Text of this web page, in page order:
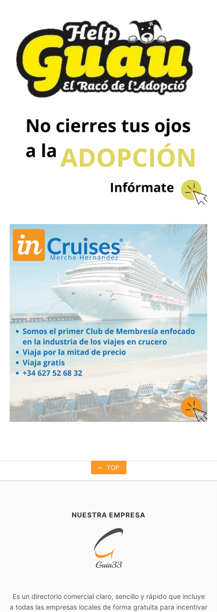
TOP
NUESTRA EMPRESA
Es un directorio comercial claro, sencillo y rápido que incluye
a todas las empresas locales de forma gratuita para incentivar